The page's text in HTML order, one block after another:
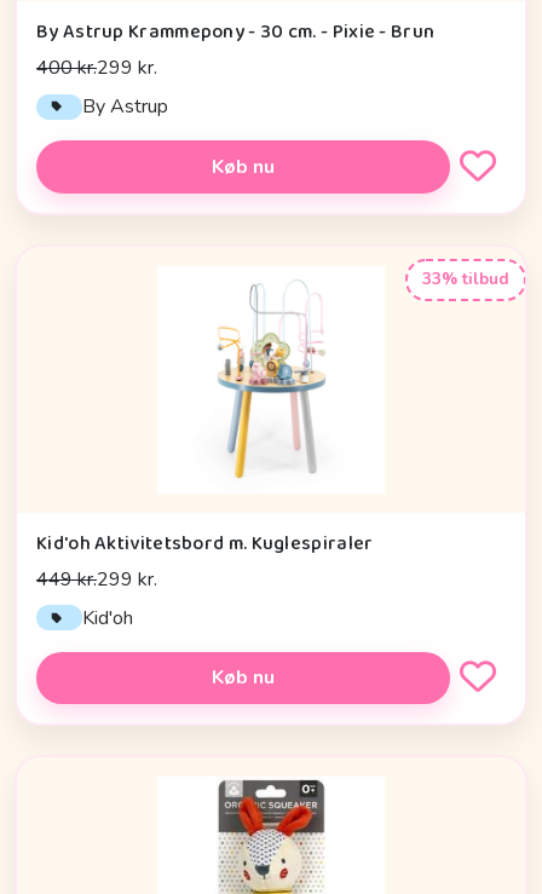
By Astrup Krammepony - 30 cm. - Pixie - Brun
400 kr.299 kr.
By Astrup
Køb nu
33% tilbud
Kid'oh Aktivitetsbord m. Kuglespiraler
449 kr.299 kr.
Kid'oh
Køb nu